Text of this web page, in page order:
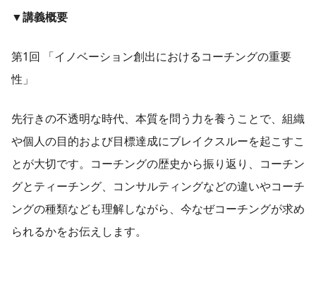
▼講義概要
第1回 「イノベーション創出におけるコーチングの重要
性」
先行きの不透明な時代、本質を問う力を養うことで、組織
や個人の目的および目標達成にブレイクスルーを起こすこ
とが大切です。コーチングの歴史から振り返り、コーチン
グとティーチング、コンサルティングなどの違いやコーチ
ングの種類なども理解しながら、今なぜコーチングが求め
られるかをお伝えします。